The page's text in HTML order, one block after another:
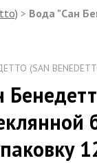
> Вода "Сан
(SAN